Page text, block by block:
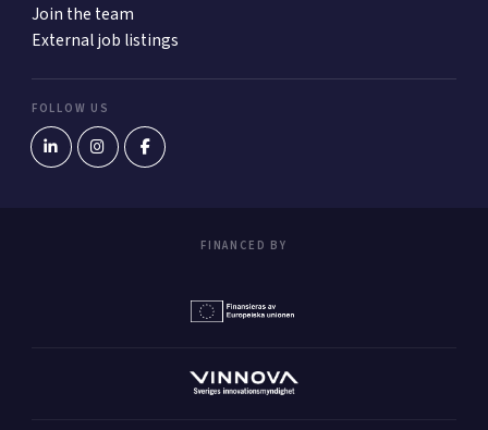
Join the team
External job listings
FOLLOW US
FINANCED BY